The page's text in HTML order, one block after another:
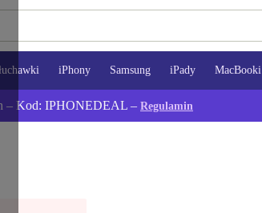
iPhony Samsung iPady MacBooki
– Kod: IPHONEDEAL – Regulamin